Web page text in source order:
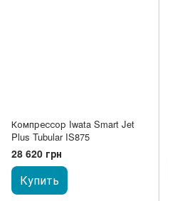
Компрессор Iwata Smart Jet
Plus Tubular IS875
28 620 грн
Купить